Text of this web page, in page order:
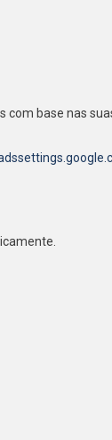
com base nas